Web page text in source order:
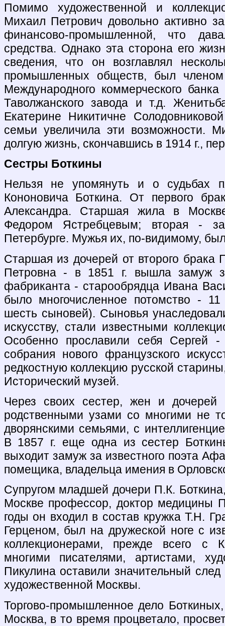
Помимо художественной и
Михаил Петрович довольно активно
финансово-промышленной, что
средства. Однако эта сторона его
сведения, что он возглавлял
промышленных обществ, был членом
Международного коммерческого
Таволжанского завода и т.д.
Екатерине Никитичне
семьи увеличила эти возможности.
долгую жизнь, скончавшись в 1914 г.,
Сестры Боткины
Нельзя не упомянуть и о судьбах
Кононовича Боткина. От первого
Александра. Старшая жила в
Федором Ястребцевым; вторая -
Петербурге. Мужья их, по-видимому,
Старшая из дочерей от второго брака
Петровна - в 1851 г. вышла замуж
фабриканта - старообрядца Ивана
было многочисленное потомство -
шесть сыновей). Сыновья
искусству, стали известными
Особенно прославили себя Сергей -
собрания нового французского
редкостную коллекцию русской
Исторический музей.
Через своих сестер, жен и дочерей
родственными узами со многими не
дворянскими семьями, с
В 1857 г. еще одна из сестер
выходит замуж за известного поэта
помещика, владельца имения в
Супругом младшей дочери П.К.
Москве профессор, доктор медицины
годы он входил в состав кружка Т.Н.
Герценом, был на дружеской ноге с
коллекционерами, прежде всего с
многими писателями, артистами,
Пикулина оставили значительный
художественной Москвы.
Торгово-промышленное дело
Москва, в то время процветало,